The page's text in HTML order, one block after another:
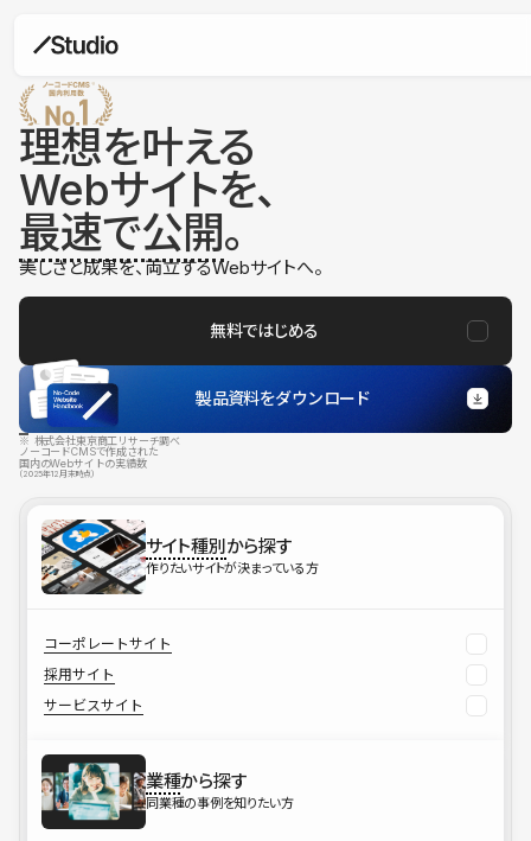
理想を叶える
Webサイトを、
最速で公開。
美しさと成果を、両立するWebサイトへ。
無料ではじめる
製品資料をダウンロード
※ 株式会社東京商工リサーチ調べ
ノーコードCMSで作成された
国内のWebサイトの実績数
（2025年12月末時点）
サイト種別から探す
作りたいサイトが決まっている方
コーポレートサイト
採用サイト
サービスサイト
業種から探す
同業種の事例を知りたい方